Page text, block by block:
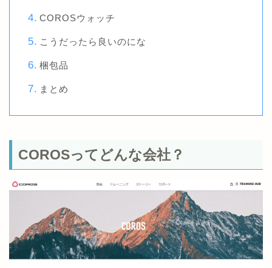
COROSウォッチ
こうだったら良いのにな
梱包品
まとめ
COROSってどんな会社？